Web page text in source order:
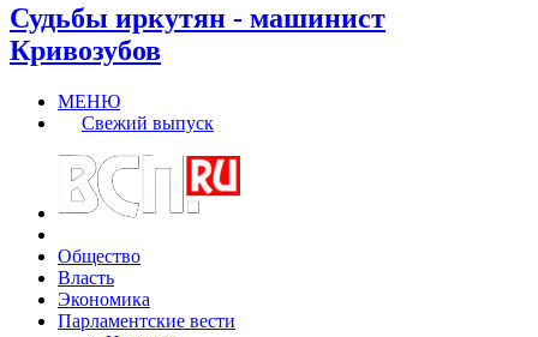
Судьбы иркутян - машинист
Кривозубов
МЕНЮ
Свежий выпуск
Общество
Власть
Экономика
Парламентские вести